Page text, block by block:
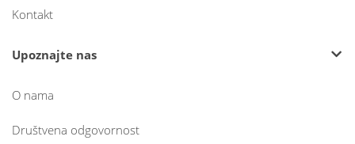
Kontakt
Upoznajte nas
O nama
Društvena odgovornost